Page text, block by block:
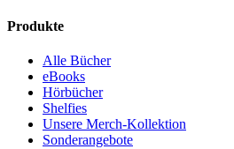
Produkte
Alle Bücher
eBooks
Hörbücher
Shelfies
Unsere Merch-Kollektion
Sonderangebote